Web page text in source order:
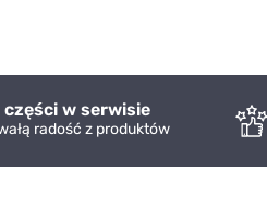
w serwisie
radość z produktów